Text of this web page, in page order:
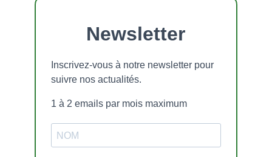
Newsletter
Inscrivez-vous à notre newsletter pour
suivre nos actualités.
1 à 2 emails par mois maximum